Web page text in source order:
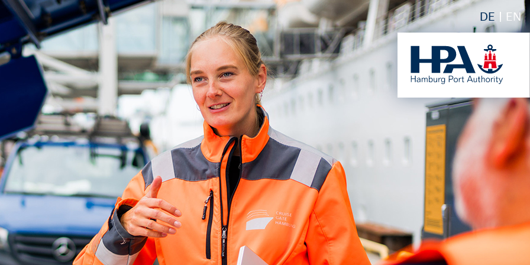
DE EN
Center der HPA
aller Verkehrsmeldungen im Hafen am